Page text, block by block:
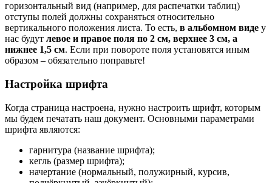
горизонтальный вид (например, для распечатки таблиц)
отступы полей должны сохраняться относительно
вертикального положения листа. То есть, в альбомном виде у
нас будут левое и правое поля по 2 см, верхнее 3 см, а
нижнее 1,5 см. Если при повороте поля установятся иным
образом – обязательно поправьте!
Настройка шрифта
Когда страница настроена, нужно настроить шрифт, которым
мы будем печатать наш документ. Основными параметрами
шрифта являются:
гарнитура (название шрифта);
кегль (размер шрифта);
начертание (нормальный, полужирный, курсив,